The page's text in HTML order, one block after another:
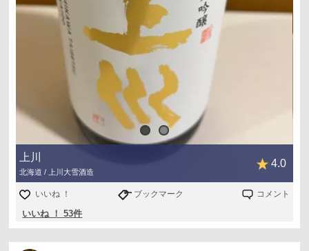
上川
北海道 / 上川大雪酒造
4.0
いいね ！ ブックマーク コメント
いいね ！ 53件